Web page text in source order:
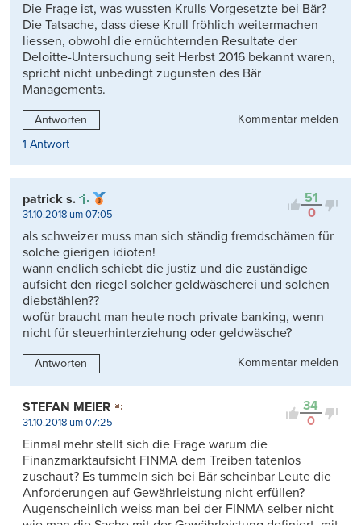
Die Frage ist, was wussten Krulls Vorgesetzte bei Bär?
Die Tatsache, dass diese Krull fröhlich weitermachen
liessen, obwohl die ernüchternden Resultate der
Deloitte-Untersuchung seit Herbst 2016 bekannt waren,
spricht nicht unbedingt zugunsten des Bär
Managements.
Antworten
Kommentar melden
1 Antwort
51
0
patrick s.
31.10.2018 um 07:05
als schweizer muss man sich ständig fremdschämen für
solche gierigen idioten!
wann endlich schiebt die justiz und die zuständige
aufsicht den riegel solcher geldwäscherei und solchen
diebstählen??
wofür braucht man heute noch private banking, wenn
nicht für steuerhinterziehung oder geldwäsche?
Antworten Kommentar melden
34
0
STEFAN MEIER
31.10.2018 um 07:25
Einmal mehr stellt sich die Frage warum die
Finanzmarktaufsicht FINMA dem Treiben tatenlos
zuschaut? Es tummeln sich bei Bär scheinbar Leute die
Anforderungen auf Gewährleistung nicht erfüllen?
Augenscheinlich weiss man bei der FINMA selber nicht